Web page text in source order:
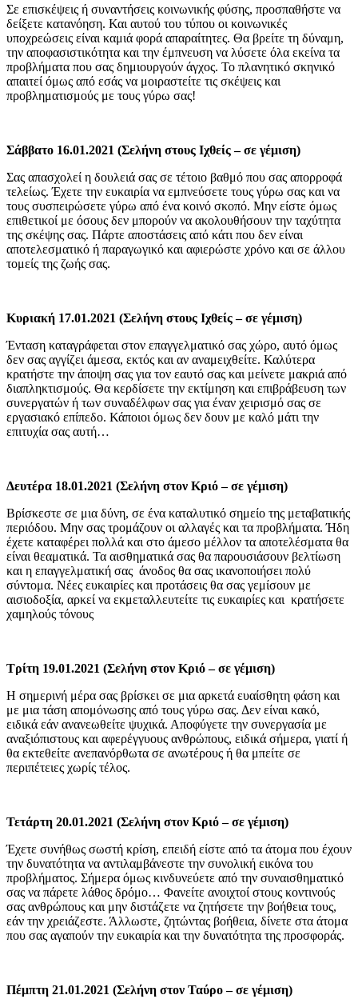
Σε επισκέψεις ή συναντήσεις κοινωνικής φύσης, προσπαθήστε να
δείξετε κατανόηση. Και αυτού του τύπου οι κοινωνικές
υποχρεώσεις είναι καμιά φορά απαραίτητες. Θα βρείτε τη δύναμη,
την αποφασιστικότητα και την έμπνευση να λύσετε όλα εκείνα τα
προβλήματα που σας δημιουργούν άγχος. Το πλανητικό σκηνικό
απαιτεί όμως από εσάς να μοιραστείτε τις σκέψεις και
προβληματισμούς με τους γύρω σας!
Σάββατο 16.01.2021 (Σελήνη στους Ιχθείς – σε γέμιση)
Σας απασχολεί η δουλειά σας σε τέτοιο βαθμό που σας απορροφά
τελείως. Έχετε την ευκαιρία να εμπνεύσετε τους γύρω σας και να
τους συσπειρώσετε γύρω από ένα κοινό σκοπό. Μην είστε όμως
επιθετικοί με όσους δεν μπορούν να ακολουθήσουν την ταχύτητα
της σκέψης σας. Πάρτε αποστάσεις από κάτι που δεν είναι
αποτελεσματικό ή παραγωγικό και αφιερώστε χρόνο και σε άλλου
τομείς της ζωής σας.
Κυριακή 17.01.2021 (Σελήνη στους Ιχθείς – σε γέμιση)
Ένταση καταγράφεται στον επαγγελματικό σας χώρο, αυτό όμως
δεν σας αγγίζει άμεσα, εκτός και αν αναμειχθείτε. Καλύτερα
κρατήστε την άποψη σας για τον εαυτό σας και μείνετε μακριά από
διαπληκτισμούς. Θα κερδίσετε την εκτίμηση και επιβράβευση των
συνεργατών ή των συναδέλφων σας για έναν χειρισμό σας σε
εργασιακό επίπεδο. Κάποιοι όμως δεν δουν με καλό μάτι την
επιτυχία σας αυτή…
Δευτέρα 18.01.2021 (Σελήνη στον Κριό – σε γέμιση)
Βρίσκεστε σε μια δύνη, σε ένα καταλυτικό σημείο της μεταβατικής
περιόδου. Μην σας τρομάζουν οι αλλαγές και τα προβλήματα. Ήδη
έχετε καταφέρει πολλά και στο άμεσο μέλλον τα αποτελέσματα θα
είναι θεαματικά. Τα αισθηματικά σας θα παρουσιάσουν βελτίωση
και η επαγγελματική σας άνοδος θα σας ικανοποιήσει πολύ
σύντομα. Νέες ευκαιρίες και προτάσεις θα σας γεμίσουν με
αισιοδοξία, αρκεί να εκμεταλλευτείτε τις ευκαιρίες και κρατήσετε
χαμηλούς τόνους
Τρίτη 19.01.2021 (Σελήνη στον Κριό – σε γέμιση)
Η σημερινή μέρα σας βρίσκει σε μια αρκετά ευαίσθητη φάση και
με μια τάση απομόνωσης από τους γύρω σας. Δεν είναι κακό,
ειδικά εάν ανανεωθείτε ψυχικά. Αποφύγετε την συνεργασία με
αναξιόπιστους και αφερέγγυους ανθρώπους, ειδικά σήμερα, γιατί ή
θα εκτεθείτε ανεπανόρθωτα σε ανωτέρους ή θα μπείτε σε
περιπέτειες χωρίς τέλος.
Τετάρτη 20.01.2021 (Σελήνη στον Κριό – σε γέμιση)
Έχετε συνήθως σωστή κρίση, επειδή είστε από τα άτομα που έχουν
την δυνατότητα να αντιλαμβάνεστε την συνολική εικόνα του
προβλήματος. Σήμερα όμως κινδυνεύετε από την συναισθηματικό
σας να πάρετε λάθος δρόμο… Φανείτε ανοιχτοί στους κοντινούς
σας ανθρώπους και μην διστάζετε να ζητήσετε την βοήθεια τους,
εάν την χρειάζεστε. Άλλωστε, ζητώντας βοήθεια, δίνετε στα άτομα
που σας αγαπούν την ευκαιρία και την δυνατότητα της προσφοράς.
Πέμπτη 21.01.2021 (Σελήνη στον Ταύρο – σε γέμιση)